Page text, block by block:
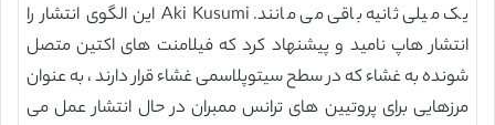
یک میلی ثانیه باقی می مانند. Aki Kusumi این الگوی انتشار را
انتشار هاپ نامید و پیشنهاد کرد که فیلامنت های اکتین متصل
شونده به غشاء که در سطح سیتوپلاسمی غشاء قرار دارند ، به عنوان
مرزهایی برای پروتیین های ترانس ممبران در حال انتشار عمل می